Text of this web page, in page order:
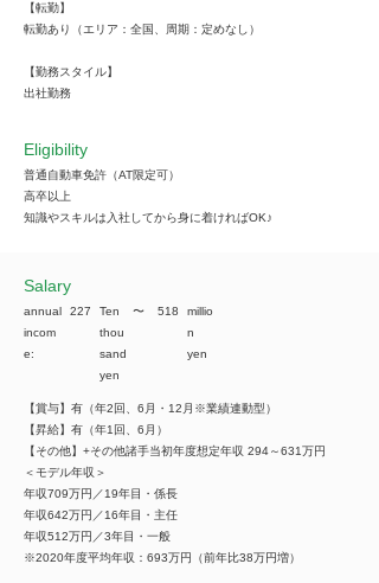
【転勤】
転勤あり（エリア：全国、周期：定めなし）
【勤務スタイル】
出社勤務
Eligibility
普通自動車免許（AT限定可）
高卒以上
知識やスキルは入社してから身に着ければOK♪
​Salary
annual
incom
e:
227
Ten
thou
sand
yen
​〜 518
millio
n
yen
【賞与】有（年2回、6月・12月※業績連動型）
【昇給】有（年1回、6月）
【その他】+その他諸手当初年度想定年収 294～631万円
＜モデル年収＞
年収709万円／19年目・係長
年収642万円／16年目・主任
年収512万円／3年目・一般
※2020年度平均年収：693万円（前年比38万円増）